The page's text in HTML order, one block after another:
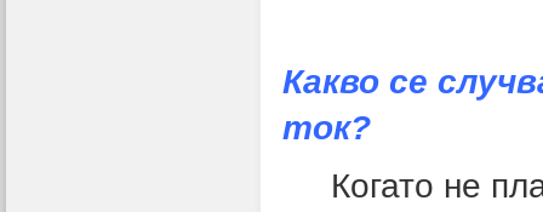
Какво се
ток?
Когато не